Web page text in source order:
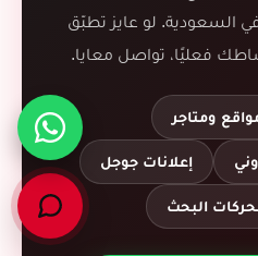
السعودية. لو عايز تطبّق
فعليًا، تواصل معايا.
ومتاجر
إعلانات جوجل
البحث